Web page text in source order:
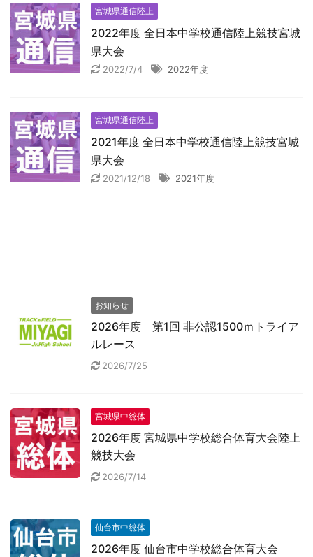
宮城県通信陸上
2022年度 全日本中学校通信陸上競技宮城
県大会
2022/7/4 2022年度
宮城県通信陸上
2021年度 全日本中学校通信陸上競技宮城
県大会
2021/12/18 2021年度
お知らせ
2026年度 第1回 非公認1500ｍトライア
ルレース
2026/7/25
宮城県中総体
2026年度 宮城県中学校総合体育大会陸上
競技大会
2026/7/14
仙台市中総体
2026年度 仙台市中学校総合体育大会